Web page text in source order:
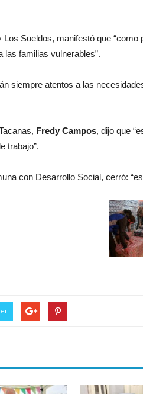
Sueldos, manifestó que
familias vulnerables”.
siempre atentos a las
Fredy Campos, dijo que
trabajo”.
con Desarrollo Social, cerró: